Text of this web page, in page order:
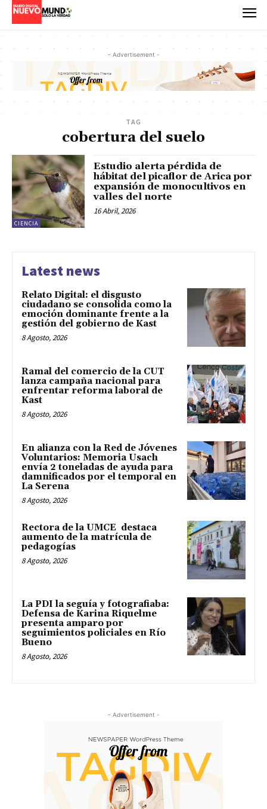
- Advertisement -
TAG
cobertura del suelo
CIENCIA
Estudio alerta pérdida de
hábitat del picaflor de Arica por
expansión de monocultivos en
valles del norte
16 Abril, 2026
Latest news
Relato Digital: el disgusto
ciudadano se consolida como la
emoción dominante frente a la
gestión del gobierno de Kast
8 Agosto, 2026
Ramal del comercio de la CUT
lanza campaña nacional para
enfrentar reforma laboral de
Kast
8 Agosto, 2026
En alianza con la Red de Jóvenes
Voluntarios: Memoria Usach
envía 2 toneladas de ayuda para
damnificados por el temporal en
La Serena
8 Agosto, 2026
Rectora de la UMCE destaca
aumento de la matrícula de
pedagogías
8 Agosto, 2026
La PDI la seguía y fotografiaba:
Defensa de Karina Riquelme
presenta amparo por
seguimientos policiales en Río
Bueno
8 Agosto, 2026
- Advertisement -